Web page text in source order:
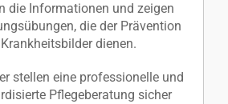
die Informationen und zeigen
die der Prävention
dienen.
stellen eine professionelle und
Pflegeberatung sicher